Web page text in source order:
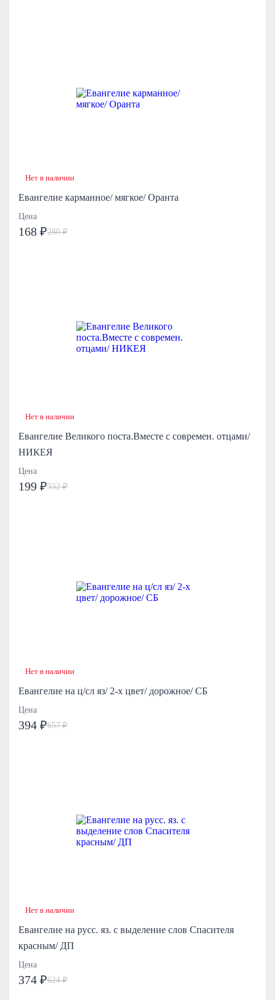
Нет в наличии
Евангелие карманное/ мягкое/ Оранта
Цена
168 ₽280 ₽
Нет в наличии
Евангелие Великого поста.Вместе с современ. отцами/
НИКЕЯ
Цена
199 ₽332 ₽
Нет в наличии
Евангелие на ц/сл яз/ 2-х цвет/ дорожное/ СБ
Цена
394 ₽657 ₽
Нет в наличии
Евангелие на русс. яз. с выделение слов Спасителя
красным/ ДП
Цена
374 ₽624 ₽